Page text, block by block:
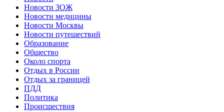
Новости ЗОЖ
Новости медицины
Новости Москвы
Новости путешествий
Образование
Общество
Около спорта
Отдых в России
Отдых за границей
ПДД
Политика
Происшествия